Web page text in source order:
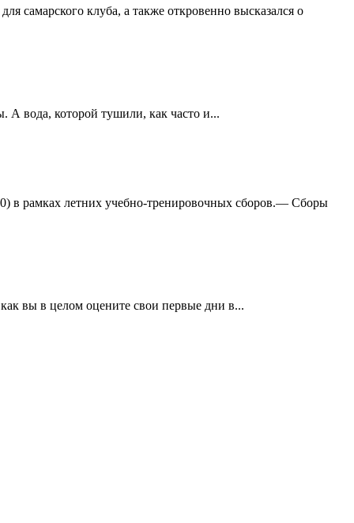
самарского клуба, а также откровенно высказался о
вода, которой тушили, как часто и...
в рамках летних учебно-тренировочных сборов.— Сборы
вы в целом оцените свои первые дни в...